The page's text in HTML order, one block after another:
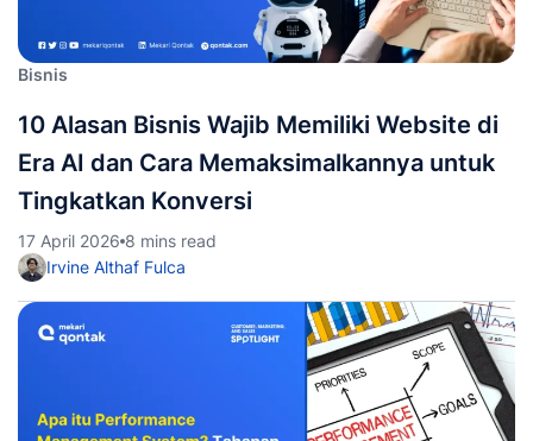
Bisnis
10 Alasan Bisnis Wajib Memiliki Website di
Era AI dan Cara Memaksimalkannya untuk
Tingkatkan Konversi
17 April 2026 8 mins read
Irvine Althaf Fulca